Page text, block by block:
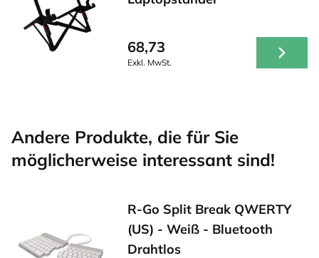
68,73
Exkl. MwSt.
Andere Produkte, die für Sie
möglicherweise interessant sind!
R-Go Split Break QWERTY
(US) - Weiß - Bluetooth
Drahtlos